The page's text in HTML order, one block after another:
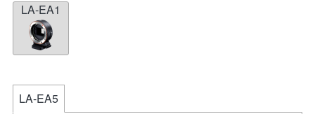
LA-EA1
LA-EA5